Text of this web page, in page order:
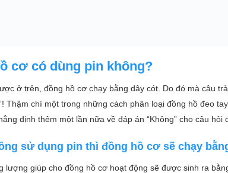
cơ có dùng pin không?
ở trên, đồng hồ cơ chạy bằng dây cót. Do đó mà câu
Thậm chí một trong những cách phân loại đồng hồ đeo
định thêm một lần nữa về đáp án “Không” cho câu hỏi
sử dụng pin thì đồng hồ cơ sẽ chạy
lượng giúp cho đồng hồ cơ hoạt động sẽ được sinh ra